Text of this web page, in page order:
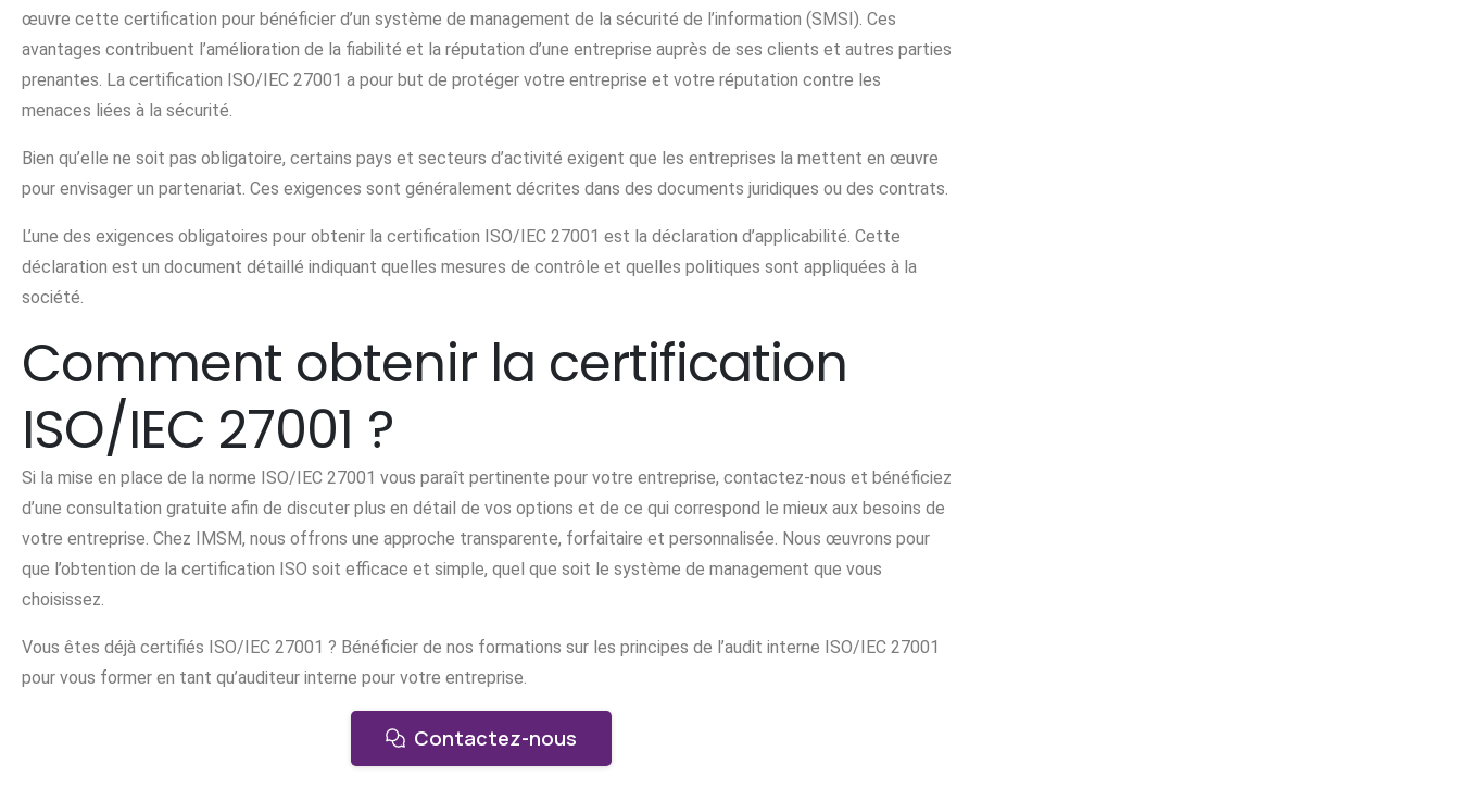
œuvre cette certification pour bénéficier d’un système de management de la sécurité de l’information (SMSI). Ces
avantages contribuent l’amélioration de la fiabilité et la réputation d’une entreprise auprès de ses clients et autres parties
prenantes. La certification ISO/IEC 27001 a pour but de protéger votre entreprise et votre réputation contre les
menaces liées à la sécurité.
Bien qu’elle ne soit pas obligatoire, certains pays et secteurs d’activité exigent que les entreprises la mettent en œuvre
pour envisager un partenariat. Ces exigences sont généralement décrites dans des documents juridiques ou des contrats.
L’une des exigences obligatoires pour obtenir la certification ISO/IEC 27001 est la déclaration d’applicabilité. Cette
déclaration est un document détaillé indiquant quelles mesures de contrôle et quelles politiques sont appliquées à la
société.
Comment obtenir la certification
ISO/IEC 27001 ?
Si la mise en place de la norme ISO/IEC 27001 vous paraît pertinente pour votre entreprise, contactez-nous et bénéficiez
d’une consultation gratuite afin de discuter plus en détail de vos options et de ce qui correspond le mieux aux besoins de
votre entreprise. Chez IMSM, nous offrons une approche transparente, forfaitaire et personnalisée. Nous œuvrons pour
que l’obtention de la certification ISO soit efficace et simple, quel que soit le système de management que vous
choisissez.
Vous êtes déjà certifiés ISO/IEC 27001 ? Bénéficier de nos formations sur les principes de l’audit interne ISO/IEC 27001
pour vous former en tant qu’auditeur interne pour votre entreprise.
Contactez-nous